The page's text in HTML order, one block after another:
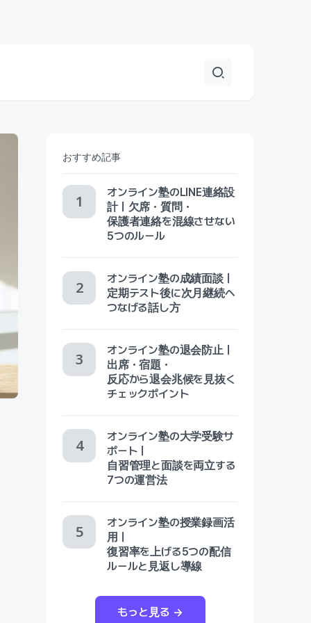
おすすめ記事
オンライン塾のLINE連絡設
計｜欠席・質問・
保護者連絡を混線させない
5つのルール
オンライン塾の成績面談｜
定期テスト後に次月継続へ
つなげる話し方
オンライン塾の退会防止｜
出席・宿題・
反応から退会兆候を見抜く
チェックポイント
オンライン塾の大学受験サ
ポート｜
自習管理と面談を両立する
7つの運営法
オンライン塾の授業録画活
用｜
復習率を上げる5つの配信
ルールと見返し導線
もっと見る →